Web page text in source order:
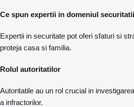
Ce spun expertii in domeniul securitatii
Expertii in securitate pot oferi sfaturi si
proteja casa si familia.
Rolul autoritatilor
Autoritatile au un rol crucial in
a infractorilor.